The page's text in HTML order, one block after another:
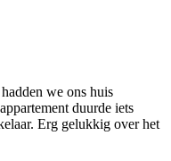
we ons huis
duurde iets
Erg gelukkig over het